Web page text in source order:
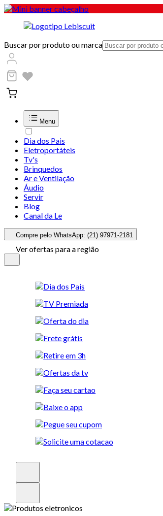
Buscar por produto ou marca
Menu
Dia dos Pais
Eletroportáteis
Tv's
Brinquedos
Ar e Ventilação
Áudio
Servir
Blog
Canal da Le
Compre pelo WhatsApp: (21) 97971-2181
Ver ofertas para a região